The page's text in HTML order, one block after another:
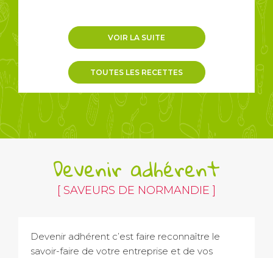
VOIR LA SUITE
TOUTES LES RECETTES
Devenir adhérent
[ SAVEURS DE NORMANDIE ]
Devenir adhérent c’est faire reconnaître le
savoir-faire de votre entreprise et de vos